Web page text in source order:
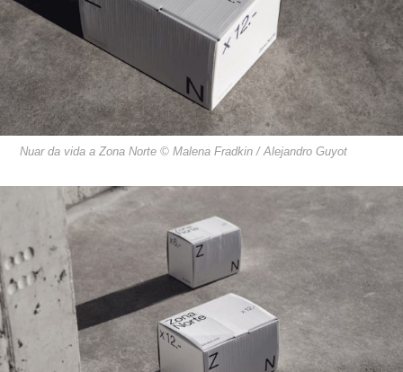
Nuar da vida a Zona Norte © Malena Fradkin / Alejandro Guyot